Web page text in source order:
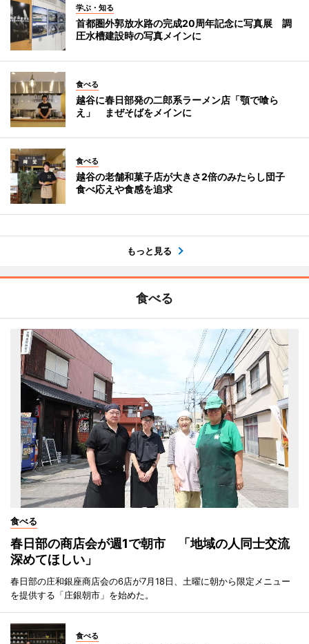
学ぶ・知る
首都圏外郭放水路の完成20周年記念に写真展 調
圧水槽建設時の写真メインに
食べる
越谷に春日部発の二郎系ラーメン店「顎で喰ら
え」 まぜそばをメインに
食べる
越谷の老舗和菓子店が大きさ2倍のみたらし団子
食べ応えや食感を追求
もっと見る
食べる
食べる
春日部の商店会が週1で朝市 「地域の人同士交流
深めてほしい」
春日部の庄和銀座商店会の6店が7月18日、土曜に朝から限定メニュー
を提供する「庄銀朝市」を始めた。
食べる